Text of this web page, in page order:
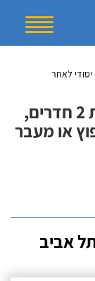
ניקוי יסודי לאחר
השוואת מחירי ניקיון דירות, דירת 2 חדרים,
או מעבר
אביב